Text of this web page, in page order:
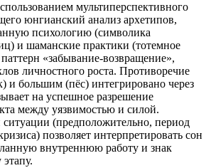
мультиперспективного
юнгианский анализ архетипов,
психологию (символика
и шаманские практики (тотемное
«забывание-возвращение»,
личностного роста. Противоречие
большим (пёс) интегрировано через
на успешное разрешение
между уязвимостью и силой.
(предположительно, период
позволяет интерпретировать сон
внутреннюю работу и знак